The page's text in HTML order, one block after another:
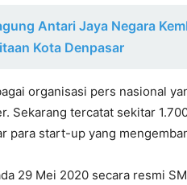
Antari Jaya Negara
Kota Denpasar
organisasi pers nasional
Sekarang tercatat sekitar
para start-up yang
29 Mei 2020 secara resmi